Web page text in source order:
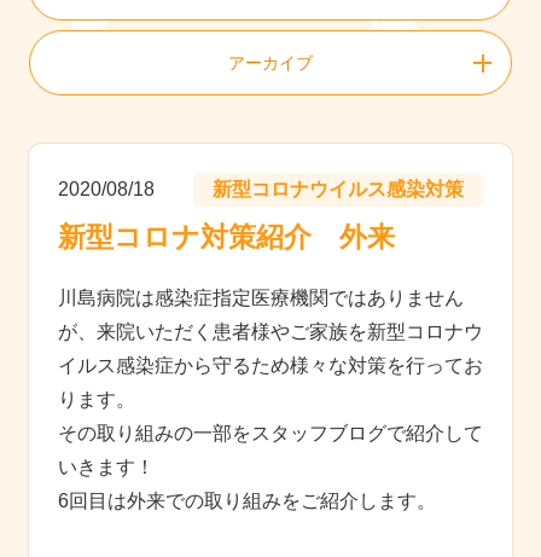
アーカイブ
新型コロナウイルス感染対策
2020/08/18
新型コロナ対策紹介 外来
川島病院は感染症指定医療機関ではありません
が、来院いただく患者様やご家族を新型コロナウ
イルス感染症から守るため様々な対策を行ってお
ります。
その取り組みの一部をスタッフブログで紹介して
いきます！
6回目は外来での取り組みをご紹介します。